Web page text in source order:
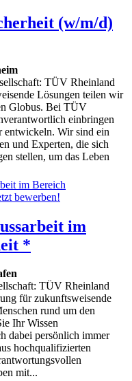
(w/m/d)
TÜV Rheinland
Lösungen teilen wir
Globus. Bei TÜV
einbringen
entwickeln. Wir sind ein
und Experten, die sich
stellen, um das Leben
im
*
TÜV Rheinland
für zukunftsweisende
rund um den
Ihr Wissen
dabei persönlich immer
hochqualifizierten
mit...